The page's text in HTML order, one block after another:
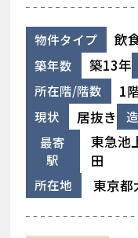
物件タイプ 飲
築年数 築13年
所在階/階数 1
現状 居抜き
最寄
駅
東急池
田
所在地 東京都